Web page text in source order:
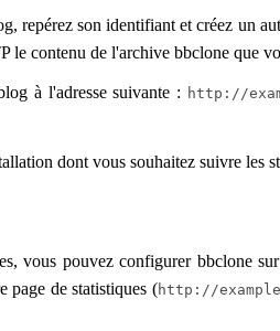
repérez son identifiant et créez un
le contenu de l'archive bbclone que
à l'adresse suivante : http://
dont vous souhaitez suivre les
vous pouvez configurer bbclone
page de statistiques (http://